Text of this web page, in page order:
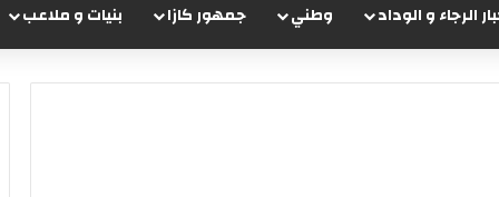
الرجاء و الوداد وطني جمهور كازا بنيات و ملاعب